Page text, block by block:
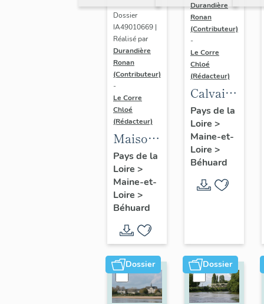
Dossier
IA49010669 |
Réalisé par
Durandière
Ronan
(Contributeur)
-
Le Corre
Chloé
(Rédacteur)
Maison
de
villégiature,
3
chemin
du Petit-
Burette
Pays de la
Loire >
Maine-et-
Loire >
Béhuard
Durandière
Ronan
(Contributeur)
-
Le Corre
Chloé
(Rédacteur)
Calvaire,
chapelle
de plein-
air et
monument
aux
morts
Pays de la
Loire >
Maine-et-
Loire >
Béhuard
Dossier Dossier